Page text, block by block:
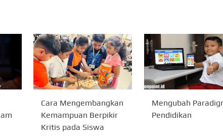
Cara Mengembangkan
Kemampuan Berpikir
Kritis pada Siswa
Mengubah
Pendidikan